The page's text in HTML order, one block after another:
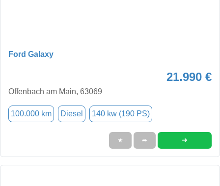
Ford Galaxy
21.990 €
Offenbach am Main, 63069
100.000 km Diesel 140 kw (190 PS)
★ ➦ ➜